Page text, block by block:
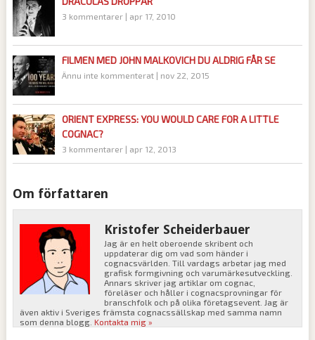
3 kommentarer| apr 17, 2010
FILMEN MED JOHN MALKOVICH DU ALDRIG FÅR SE
Ännu inte kommenterat| nov 22, 2015
ORIENT EXPRESS: YOU WOULD CARE FOR A LITTLE
COGNAC?
3 kommentarer| apr 12, 2013
Om författaren
Kristofer Scheiderbauer
Jag är en helt oberoende skribent och
uppdaterar dig om vad som händer i
cognacsvärlden. Till vardags arbetar jag med
grafisk formgivning och varumärkesutveckling.
Annars skriver jag artiklar om cognac,
föreläser och håller i cognacsprovningar för
branschfolk och på olika företagsevent. Jag är
även aktiv i Sveriges främsta cognacssällskap med samma namn
som denna blogg.Kontakta mig »